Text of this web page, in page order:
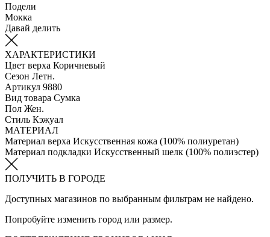
Подели
Мокка
Давай делить
ХАРАКТЕРИСТИКИ
Цвет верха Коричневый
Сезон Летн.
Артикул 9880
Вид товара Сумка
Пол Жен.
Стиль Кэжуал
МАТЕРИАЛ
Материал верха Искусственная кожа (100% полиуретан)
Материал подкладки Искусственный шелк (100% полиэстер)
ПОЛУЧИТЬ В ГОРОДЕ
Доступных магазинов по выбранным фильтрам не найдено.
Попробуйте изменить город или размер.